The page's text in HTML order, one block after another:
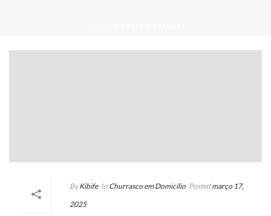
By Kibife In Churrasco em Domicílio Posted março 17,
2025